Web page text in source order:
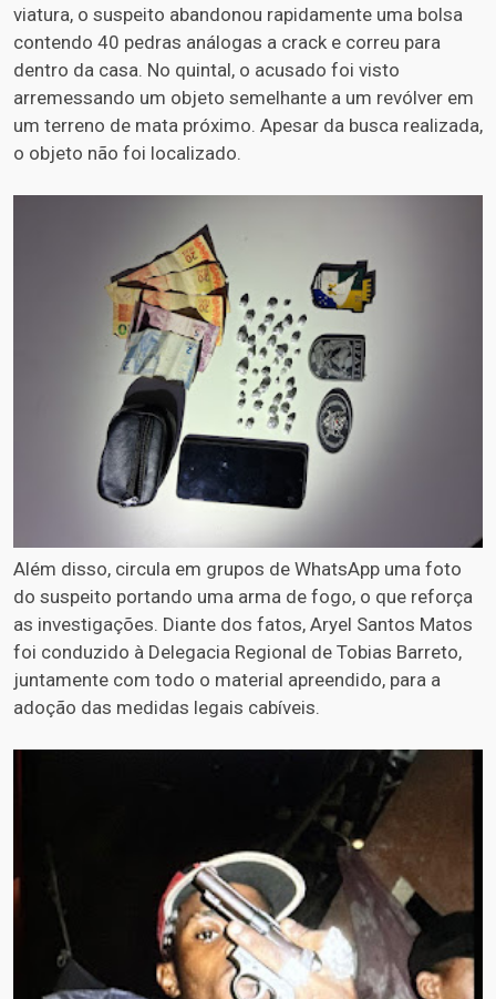
viatura, o suspeito abandonou rapidamente uma bolsa
contendo 40 pedras análogas a crack e correu para
dentro da casa. No quintal, o acusado foi visto
arremessando um objeto semelhante a um revólver em
um terreno de mata próximo. Apesar da busca realizada,
o objeto não foi localizado.
Além disso, circula em grupos de WhatsApp uma foto
do suspeito portando uma arma de fogo, o que reforça
as investigações. Diante dos fatos, Aryel Santos Matos
foi conduzido à Delegacia Regional de Tobias Barreto,
juntamente com todo o material apreendido, para a
adoção das medidas legais cabíveis.